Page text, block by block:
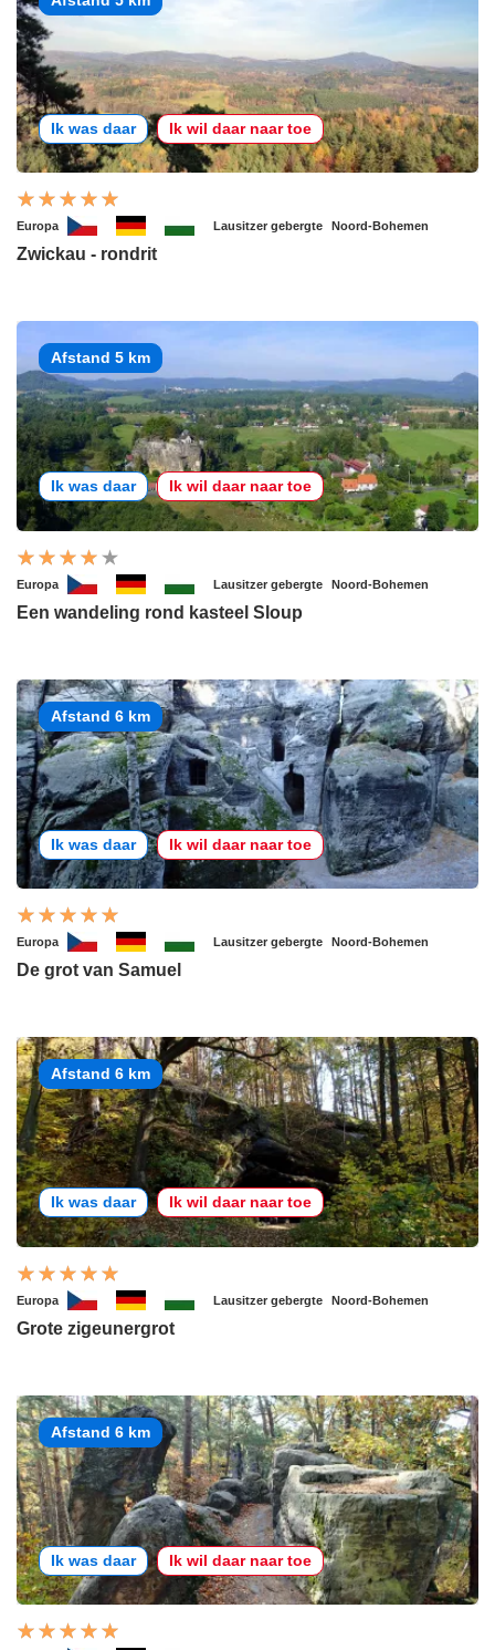
Ik was daar Ik wil daar naar toe
Europa Lausitzer gebergte Noord-Bohemen
Zwickau - rondrit
Afstand 5 km
Ik was daar Ik wil daar naar toe
Europa Lausitzer gebergte Noord-Bohemen
Een wandeling rond kasteel Sloup
Afstand 6 km
Ik was daar Ik wil daar naar toe
Europa Lausitzer gebergte Noord-Bohemen
De grot van Samuel
Afstand 6 km
Ik was daar Ik wil daar naar toe
Europa Lausitzer gebergte Noord-Bohemen
Grote zigeunergrot
Afstand 6 km
Ik was daar Ik wil daar naar toe